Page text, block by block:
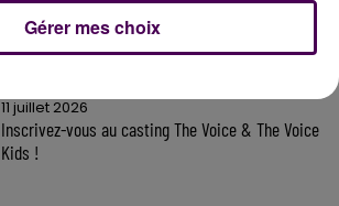
Gagnez vos entrées à Terra Botanica !
11 juillet 2026
Inscrivez-vous au casting The Voice & The Voice
Kids !
Gérer mes choix